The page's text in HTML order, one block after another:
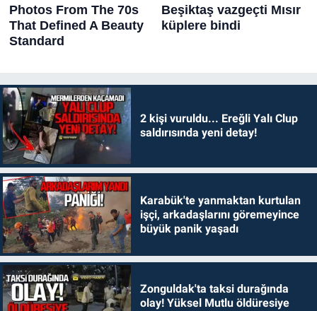
2 kişi vuruldu... Ereğli Yalı Clup
saldırısında yeni detay!
Karabük'te yanmaktan kurtulan
işçi, arkadaşlarını göremeyince
büyük panik yaşadı
Zonguldak'ta taksi durağında
olay! Yüksel Mutlu öldüresiye